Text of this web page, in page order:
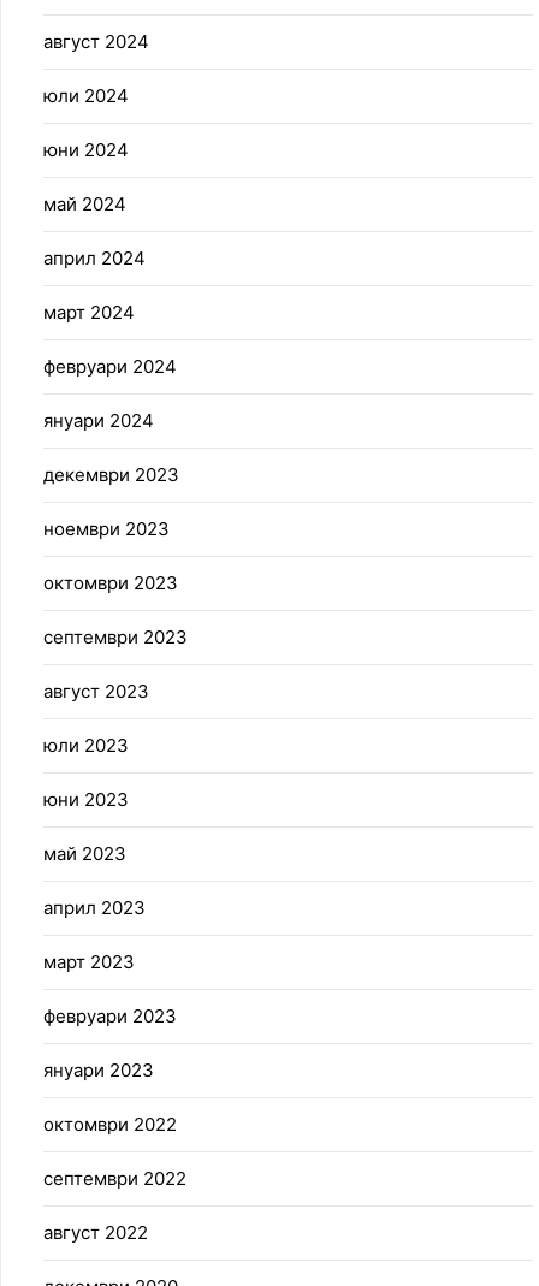
август 2024
юли 2024
юни 2024
май 2024
април 2024
март 2024
февруари 2024
януари 2024
декември 2023
ноември 2023
октомври 2023
септември 2023
август 2023
юли 2023
юни 2023
май 2023
април 2023
март 2023
февруари 2023
януари 2023
октомври 2022
септември 2022
август 2022